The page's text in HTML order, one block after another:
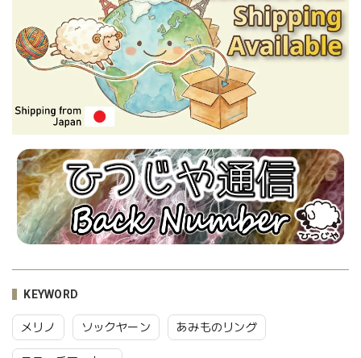
KEYWORD
メリノ ソックヤーン あみものリング